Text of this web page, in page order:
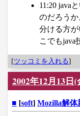
11:20 java
のだろう
分ける方
こでもjava
[ツッコミを入れる]
2002年12月13日(
■ [soft] Mozilla解体